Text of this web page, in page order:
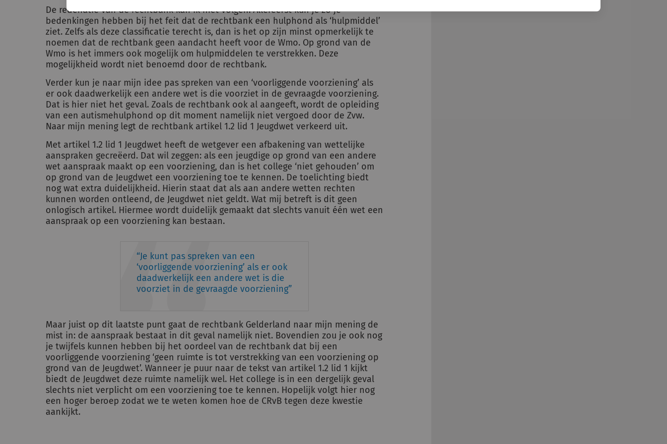
De redenatie van de rechtbank kan ik niet volgen. Allereerst kun je zo je
bedenkingen hebben bij het feit dat de rechtbank een hulphond als ‘hulpmiddel’
ziet. Zelfs als deze classificatie terecht is, dan is het op zijn minst opmerkelijk te
noemen dat de rechtbank geen aandacht heeft voor de Wmo. Op grond van de
Wmo is het immers ook mogelijk om hulpmiddelen te verstrekken. Deze
mogelijkheid wordt niet benoemd door de rechtbank.
Verder kun je naar mijn idee pas spreken van een ‘voorliggende voorziening’ als
er ook daadwerkelijk een andere wet is die voorziet in de gevraagde voorziening.
Dat is hier niet het geval. Zoals de rechtbank ook al aangeeft, wordt de opleiding
van een autismehulphond op dit moment namelijk niet vergoed door de Zvw.
Naar mijn mening legt de rechtbank artikel 1.2 lid 1 Jeugdwet verkeerd uit.
Met artikel 1.2 lid 1 Jeugdwet heeft de wetgever een afbakening van wettelijke
aanspraken gecreëerd. Dat wil zeggen: als een jeugdige op grond van een andere
wet aanspraak maakt op een voorziening, dan is het college ‘niet gehouden’ om
op grond van de Jeugdwet een voorziening toe te kennen. De toelichting biedt
nog wat extra duidelijkheid. Hierin staat dat als aan andere wetten rechten
kunnen worden ontleend, de Jeugdwet niet geldt. Wat mij betreft is dit geen
onlogisch artikel. Hiermee wordt duidelijk gemaakt dat slechts vanuit één wet een
aanspraak op een voorziening kan bestaan.
Je kunt pas spreken van een
‘voorliggende voorziening’ als er ook
daadwerkelijk een andere wet is die
voorziet in de gevraagde voorziening
Maar juist op dit laatste punt gaat de rechtbank Gelderland naar mijn mening de
mist in: de aanspraak bestaat in dit geval namelijk niet. Bovendien zou je ook nog
je twijfels kunnen hebben bij het oordeel van de rechtbank dat bij een
voorliggende voorziening ‘geen ruimte is tot verstrekking van een voorziening op
grond van de Jeugdwet’. Wanneer je puur naar de tekst van artikel 1.2 lid 1 kijkt
biedt de Jeugdwet deze ruimte namelijk wel. Het college is in een dergelijk geval
slechts niet verplicht om een voorziening toe te kennen. Hopelijk volgt hier nog
een hoger beroep zodat we te weten komen hoe de CRvB tegen deze kwestie
aankijkt.